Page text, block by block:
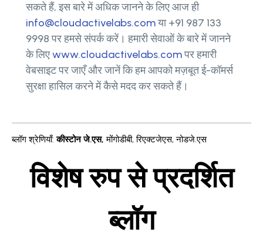
सकते हैं, इस बारे में अधिक जानने के लिए आज ही
info@cloudactivelabs.comया +91 987 133
9998 पर हमसे संपर्क करें। हमारी सेवाओं के बारे में जानने
के लिएwww.cloudactivelabs.comपर हमारी
वेबसाइट पर जाएँ और जानें कि हम आपको मज़बूत ई-कॉमर्स
सुरक्षा हासिल करने में कैसे मदद कर सकते हैं।
ब्लॉग श्रेणियाँ: कीस्टोन जे.एस, मोंगोडीबी,रिएक्टजेएस,नोडजे.एस
विशेष रुप से प्रदर्शित
ब्लॉग